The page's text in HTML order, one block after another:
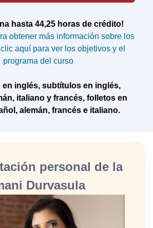
hasta 44,25 horas de crédito!
obtener más información sobre los
aquí para ver los objetivos y el
programa del curso
en inglés, subtítulos en inglés,
italiano y francés, folletos en
alemán, francés e italiano.
personal de la
Durvasula